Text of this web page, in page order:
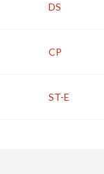
DS
CP
ST-E